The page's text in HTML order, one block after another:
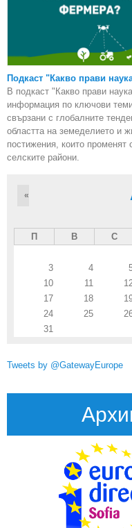
Подкаст "Какво прави
В подкаст "Какво прави
информация по ключови
свързани с глобалните
областта на земеделието и
постижения, които
селските райони.
«
П В С
3
4
10
11
17
18
24
25
31
Tweets by @GatewayEurope